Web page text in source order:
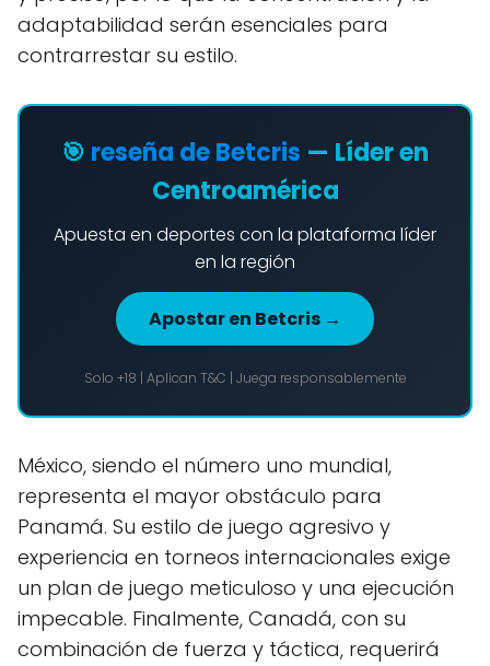
adaptabilidad serán esenciales para
contrarrestar su estilo.
🎯 reseña de Betcris — Líder en
Centroamérica
Apuesta en deportes con la plataforma líder
en la región
Apostar en Betcris →
Solo +18 | Aplican T&C | Juega responsablemente
México, siendo el número uno mundial,
representa el mayor obstáculo para
Panamá. Su estilo de juego agresivo y
experiencia en torneos internacionales exige
un plan de juego meticuloso y una ejecución
impecable. Finalmente, Canadá, con su
combinación de fuerza y táctica, requerirá